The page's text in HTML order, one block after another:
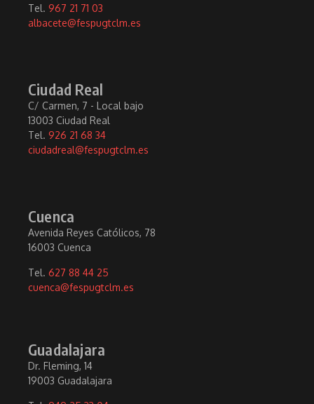
Tel. 967 21 71 03
albacete@fespugtclm.es
Ciudad Real
C/ Carmen, 7 - Local bajo
13003 Ciudad Real
Tel. 926 21 68 34
ciudadreal@fespugtclm.es
Cuenca
Avenida Reyes Católicos, 78
16003 Cuenca
Tel. 627 88 44 25
cuenca@fespugtclm.es
Guadalajara
Dr. Fleming, 14
19003 Guadalajara